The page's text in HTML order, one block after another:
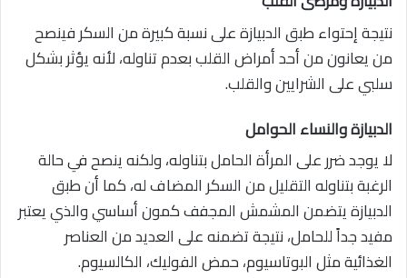
نتيجة إحتواء طبق الدبيازة على نسبة كبيرة من السكر فينصح
من يعانون من أحد أمراض القلب بعدم تناوله، لأنه يؤثر بشكل
سلبي على الشرايين والقلب.
الدبيازة والنساء الحوامل
لا يوجد ضرر على المرأة الحامل بتناوله، ولكنه ينصح في حالة
الرغبة بتناوله التقليل من السكر المضاف له، كما أن طبق
الدبيازة يتضمن المشمش المجفف كمون أساسي والذي يعتبر
مفيد جداً للحامل، نتيجة تضمنه على العديد من العناصر
الغذائية مثل البوتاسيوم، حمض الفوليك، الكالسيوم.